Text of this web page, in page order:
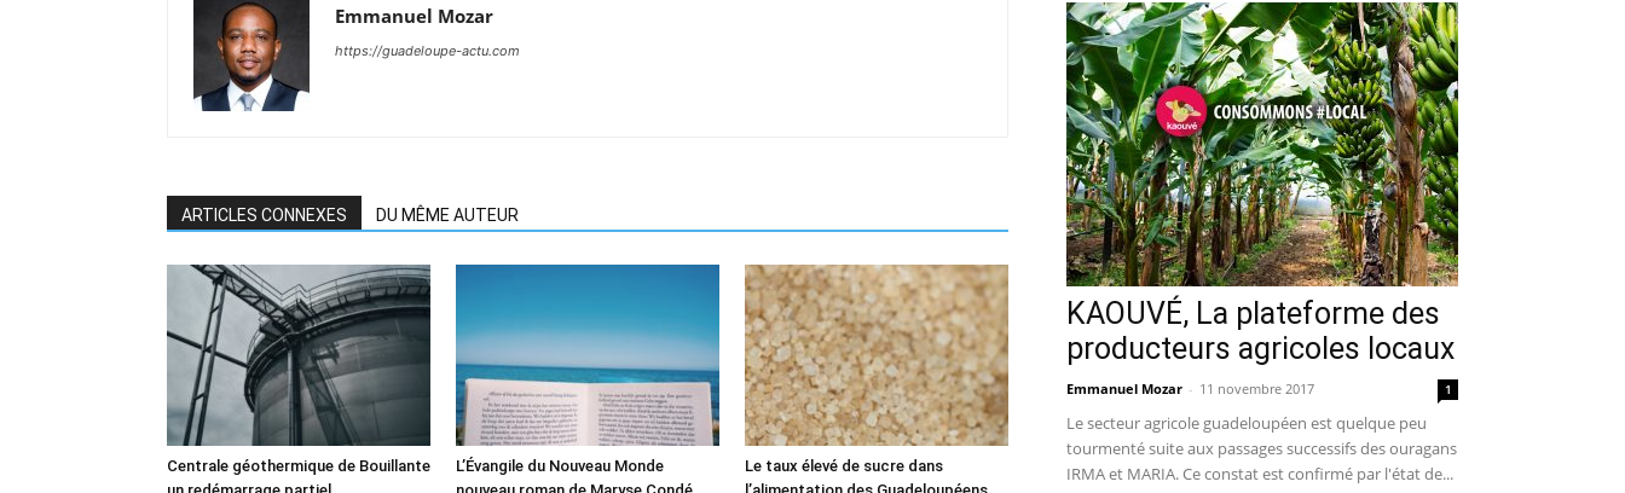
Emmanuel Mozar
https://guadeloupe-actu.com
ARTICLES CONNEXES DU MÊME AUTEUR
Centrale géothermique de Bouillante
L’Évangile du Nouveau Monde
Le taux élevé de sucre dans
KAOUVÉ, La plateforme des
producteurs agricoles locaux
Emmanuel Mozar - 11 novembre 2017 1
Le secteur agricole guadeloupéen est quelque peu
tourmenté suite aux passages successifs des ouragans
IRMA et MARIA. Ce constat est confirmé par l'état de...